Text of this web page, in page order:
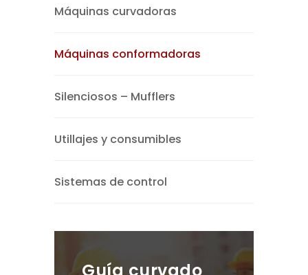
Máquinas curvadoras
Máquinas conformadoras
Silenciosos – Mufflers
Utillajes y consumibles
Sistemas de control